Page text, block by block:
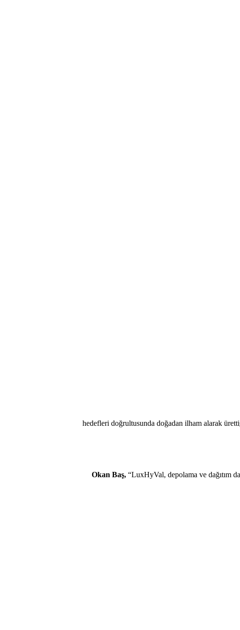
hedefleri doğrultusunda doğadan ilham alarak
söyleyen Okan Baş, “LuxHyVal, depolama ve dağıtım